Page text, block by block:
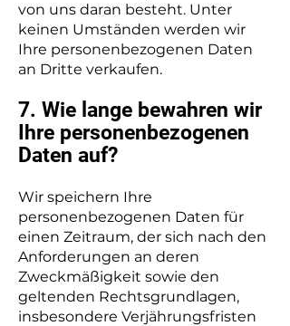
von uns daran besteht. Unter
keinen Umständen werden wir
Ihre personenbezogenen Daten
an Dritte verkaufen.
7. Wie lange bewahren wir
Ihre personenbezogenen
Daten auf?
Wir speichern Ihre
personenbezogenen Daten für
einen Zeitraum, der sich nach den
Anforderungen an deren
Zweckmäßigkeit sowie den
geltenden Rechtsgrundlagen,
insbesondere Verjährungsfristen